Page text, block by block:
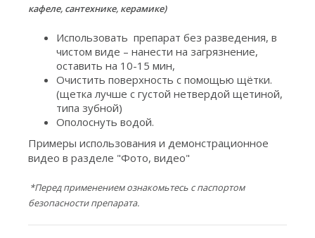
кафеле, сантехнике, керамике)
Использовать препарат без разведения, в
чистом виде – нанести на загрязнение,
оставить на 10-15 мин,
Очистить поверхность с помощью щётки.
(щетка лучше с густой нетвердой щетиной,
типа зубной)
Ополоснуть водой.
Примеры использования и демонстрационное
видео в разделе "Фото, видео"
*Перед применением ознакомьтесь с паспортом
безопасности препарата.